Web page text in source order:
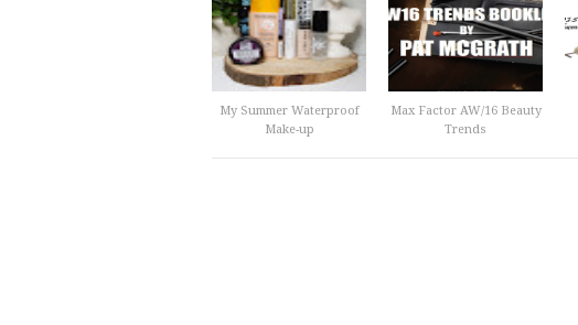
My Summer Waterproof
Make-up
Max Factor AW/16 Beauty
Trends